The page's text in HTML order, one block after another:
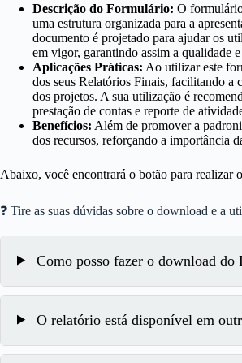
Descrição do Formulário: O
uma estrutura organizada para a
documento é projetado para ajudar os
em vigor, garantindo assim a qualidade
Aplicações Práticas: Ao utilizar este
dos seus Relatórios Finais, facilitando a
dos projetos. A sua utilização é
prestação de contas e reporte de
Benefícios: Além de promover a
dos recursos, reforçando a importância
Abaixo, você encontrará o botão para
❓ Tire as suas dúvidas sobre o download e a
Como posso fazer o download
O relatório está disponível em